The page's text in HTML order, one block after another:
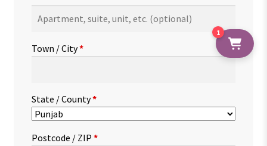
suite,
etc.(optional)
Town / City*
State / County*
Postcode / ZIP *
1